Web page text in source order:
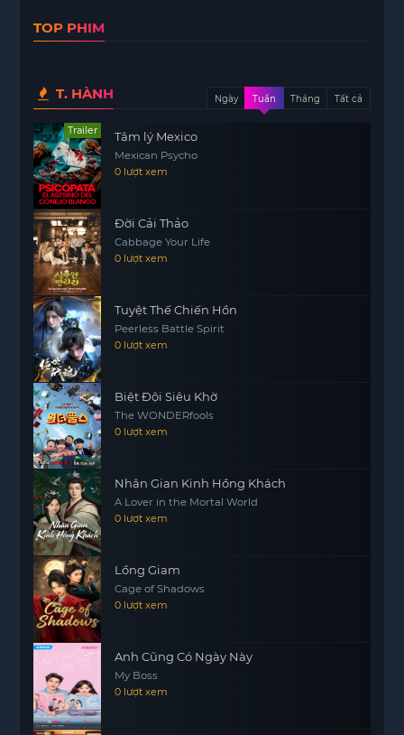
TOP PHIM
T. HÀNH Ngày Tuần Tháng Tất cả
Trailer Tâm lý Mexico
Mexican Psycho
0 lượt xem
Đời Cải Thảo
Cabbage Your Life
0 lượt xem
Tuyệt Thế Chiến Hồn
Peerless Battle Spirit
0 lượt xem
Biệt Đội Siêu Khờ
The WONDERfools
0 lượt xem
Nhân Gian Kinh Hồng Khách
A Lover in the Mortal World
0 lượt xem
Lồng Giam
Cage of Shadows
0 lượt xem
Anh Cũng Có Ngày Này
My Boss
0 lượt xem